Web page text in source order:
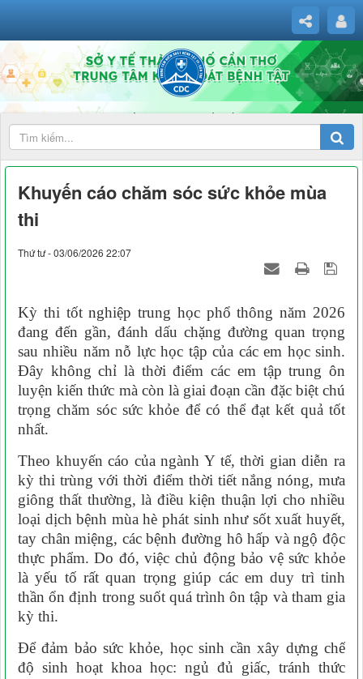
Khuyến cáo chăm sóc sức khỏe mùa
thi
Thứ tư - 03/06/2026 22:07
Kỳ thi tốt nghiệp trung học phổ thông năm 2026
đang đến gần, đánh dấu chặng đường quan trọng
sau nhiều năm nỗ lực học tập của các em học sinh.
Đây không chỉ là thời điểm các em tập trung ôn
luyện kiến thức mà còn là giai đoạn cần đặc biệt chú
trọng chăm sóc sức khỏe để có thể đạt kết quả tốt
nhất.
Theo khuyến cáo của ngành Y tế, thời gian diễn ra
kỳ thi trùng với thời điểm thời tiết nắng nóng, mưa
giông thất thường, là điều kiện thuận lợi cho nhiều
loại dịch bệnh mùa hè phát sinh như sốt xuất huyết,
tay chân miệng, các bệnh đường hô hấp và ngộ độc
thực phẩm. Do đó, việc chủ động bảo vệ sức khỏe
là yếu tố rất quan trọng giúp các em duy trì tinh
thần ổn định trong suốt quá trình ôn tập và tham gia
kỳ thi.
Để đảm bảo sức khỏe, học sinh cần xây dựng chế
độ sinh hoạt khoa học: ngủ đủ giấc, tránh thức